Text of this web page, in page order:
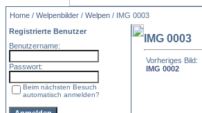
Home / Welpenbilder / Welpen / IMG 0003
Registrierte Benutzer
Benutzername:
Passwort:
Beim nächsten Besuch
automatisch anmelden?
IMG 0003
Vorheriges Bild:
IMG 0002